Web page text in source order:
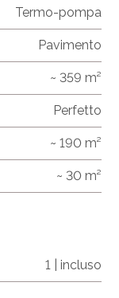
Termo-pompa
Pavimento
~ 359 m²
Perfetto
~ 190 m²
~ 30 m²
1 | incluso